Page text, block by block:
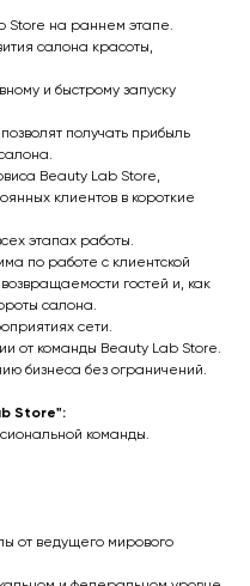
Store на раннем этапе.
салона красоты,
и быстрому запуску
получать прибыль
Beauty Lab Store,
клиентов в короткие
этапах работы.
по работе с клиентской
гостей и, как
салона.
сети.
от команды Beauty Lab Store.
бизнеса без ограничений.
Store":
команды.
от ведущего мирового